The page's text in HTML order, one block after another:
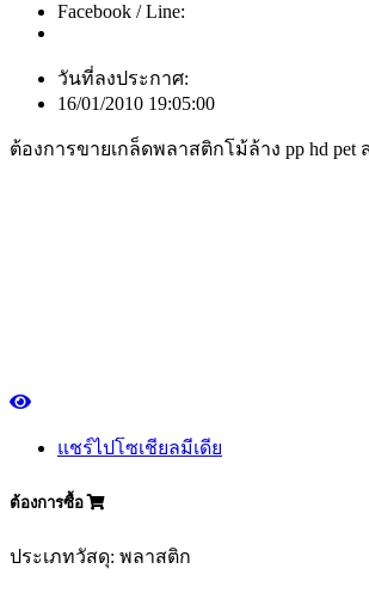
Facebook / Line:
วันที่ลงประกาศ:
16/01/2010 19:05:00
ต้องการขายเกล็ดพลาสติกโม้ล้าง pp hd pet
แชร์ไปโซเชียลมีเดีย
ต้องการซื้อ
ประเภทวัสดุ: พลาสติก